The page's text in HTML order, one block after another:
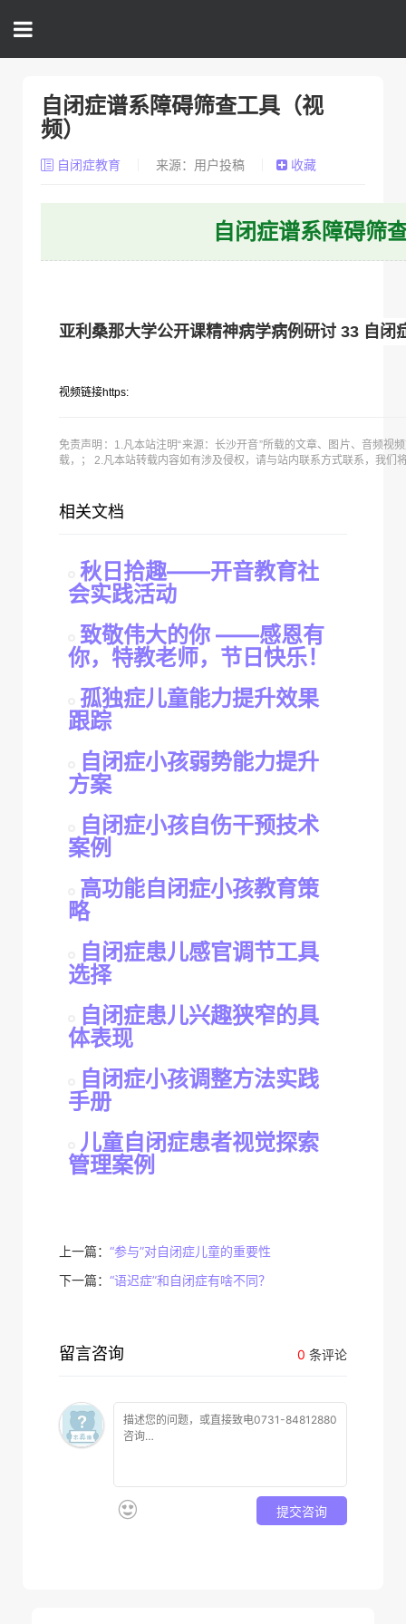
自闭症谱系障碍筛查工具（视
频）
自闭症教育 来源：用户投稿 收藏
自闭症谱系障碍筛
亚利桑那大学公开课精神病学病例研讨 33 自闭
视频链接https:
免责声明：1.凡本站注明“来源：长沙开音”所载的文章、图片、音频视
载，； 2.凡本站转载内容如有涉及侵权，请与站内联系方式联系，我们
相关文档
秋日拾趣——开音教育社
会实践活动
致敬伟大的你 ——感恩有
你，特教老师，节日快乐！
孤独症儿童能力提升效果
跟踪
自闭症小孩弱势能力提升
方案
自闭症小孩自伤干预技术
案例
高功能自闭症小孩教育策
略
自闭症患儿感官调节工具
选择
自闭症患儿兴趣狭窄的具
体表现
自闭症小孩调整方法实践
手册
儿童自闭症患者视觉探索
管理案例
上一篇： “参与”对自闭症儿童的重要性
下一篇： “语迟症”和自闭症有啥不同？
0 条评论
留言咨询
提交咨询